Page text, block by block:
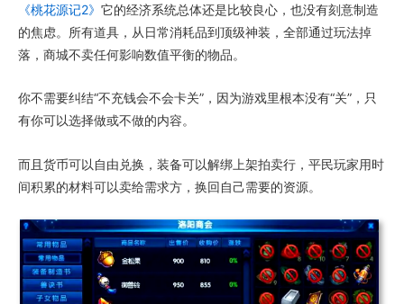
《桃花源记2》 它的经济系统总体还是比较良心，也没有刻意制造
的焦虑。所有道具，从日常消耗品到顶级神装，全部通过玩法掉
落，商城不卖任何影响数值平衡的物品。
你不需要纠结“不充钱会不会卡关”，因为游戏里根本没有“关”，只
有你可以选择做或不做的内容。
而且货币可以自由兑换，装备可以解绑上架拍卖行，平民玩家用时
间积累的材料可以卖给需求方，换回自己需要的资源。